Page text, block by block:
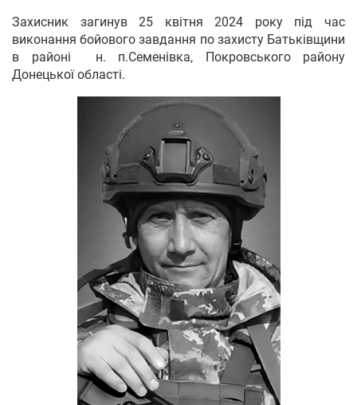
Захисник загинув 25 квітня 2024 року під час
виконання бойового завдання по захисту Батьківщини
в районі н. п.Семенівка, Покровського району
Донецької області.